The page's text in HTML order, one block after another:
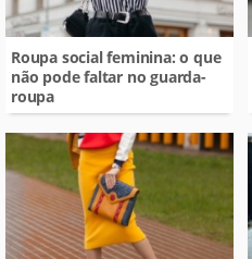
Roupa social feminina: o que
não pode faltar no guarda-
roupa